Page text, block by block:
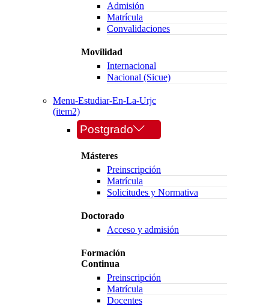
Admisión
Matrícula
Convalidaciones
Movilidad
Internacional
Nacional (Sicue)
Menu-Estudiar-En-La-Urjc
(item2)
Postgrado
Másteres
Preinscripción
Matrícula
Solicitudes y Normativa
Doctorado
Acceso y admisión
Formación
Continua
Preinscripción
Matrícula
Docentes